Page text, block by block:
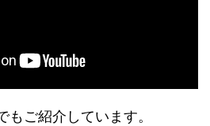
ご紹介しています。